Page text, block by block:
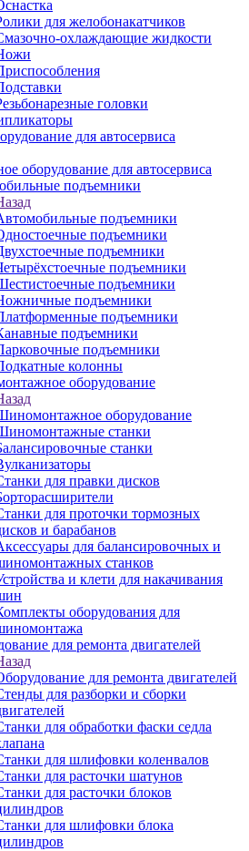
для желобонакатчиков
охлаждающие жидкости
головки
для автосервиса
оборудование для автосервиса
подъемники
подъемники
подъемники
подъемники
подъемники
подъемники
подъемники
подъемники
подъемники
подъемники
колонны
оборудование
оборудование
станки
станки
для правки дисков
для проточки тормозных
и барабанов
для балансировочных и
станков
и клети для накачивания
оборудования для
для ремонта двигателей
для ремонта двигателей
для разборки и сборки
для обработки фаски седла
для шлифовки коленвалов
для расточки шатунов
для расточки блоков
для шлифовки блока